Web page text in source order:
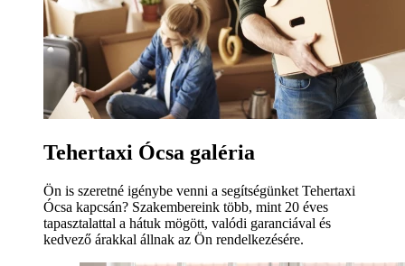
Tehertaxi Ócsa galéria
Ön is szeretné igénybe venni a segítségünket Tehertaxi
Ócsa kapcsán? Szakembereink több, mint 20 éves
tapasztalattal a hátuk mögött, valódi garanciával és
kedvező árakkal állnak az Ön rendelkezésére.